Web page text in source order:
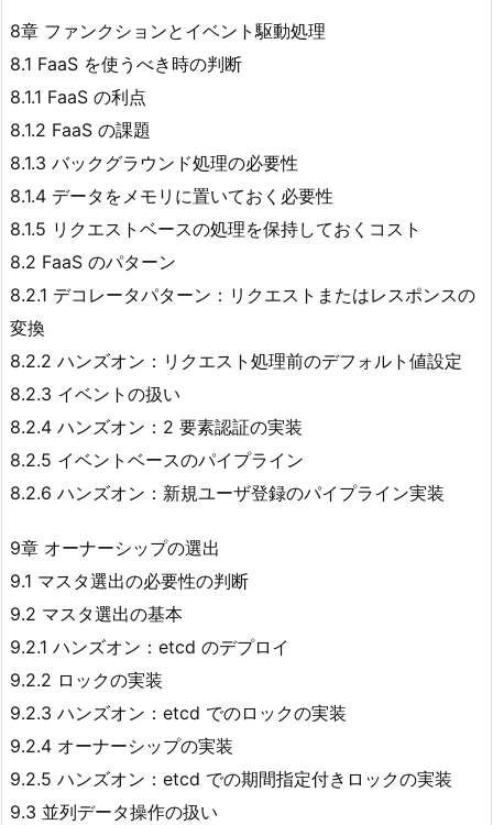
8章 ファンクションとイベント駆動処理
8.1 FaaS を使うべき時の判断
8.1.1 FaaS の利点
8.1.2 FaaS の課題
8.1.3 バックグラウンド処理の必要性
8.1.4 データをメモリに置いておく必要性
8.1.5 リクエストベースの処理を保持しておくコスト
8.2 FaaS のパターン
8.2.1 デコレータパターン：リクエストまたはレスポンスの
変換
8.2.2 ハンズオン：リクエスト処理前のデフォルト値設定
8.2.3 イベントの扱い
8.2.4 ハンズオン：2 要素認証の実装
8.2.5 イベントベースのパイプライン
8.2.6 ハンズオン：新規ユーザ登録のパイプライン実装
9章 オーナーシップの選出
9.1 マスタ選出の必要性の判断
9.2 マスタ選出の基本
9.2.1 ハンズオン：etcd のデプロイ
9.2.2 ロックの実装
9.2.3 ハンズオン：etcd でのロックの実装
9.2.4 オーナーシップの実装
9.2.5 ハンズオン：etcd での期間指定付きロックの実装
9.3 並列データ操作の扱い